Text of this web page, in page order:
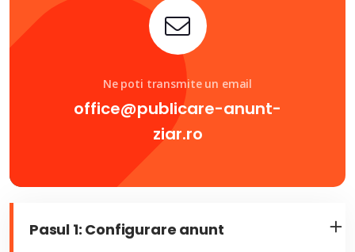
Ne poti transmite un email
office@publicare-anunt-
ziar.ro
Pasul 1: Configurare anunt